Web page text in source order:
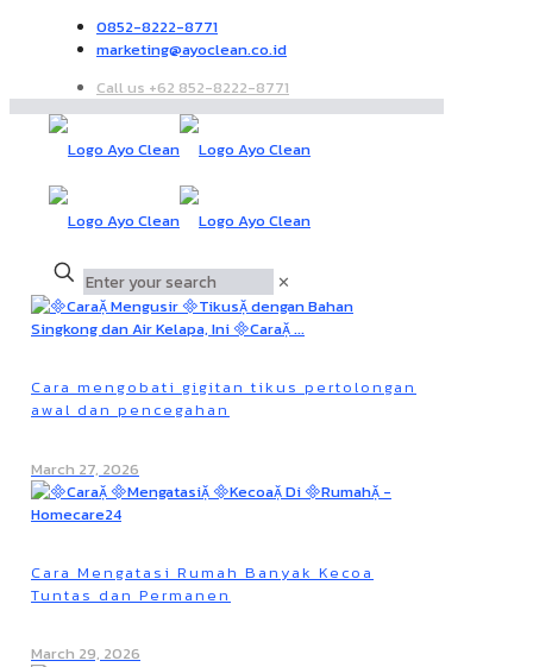
0852-8222-8771
marketing@ayoclean.co.id
Call us +62 852-8222-8771
✕
Cara mengobati gigitan tikus pertolongan
awal dan pencegahan
March 27, 2026
Cara Mengatasi Rumah Banyak Kecoa
Tuntas dan Permanen
March 29, 2026